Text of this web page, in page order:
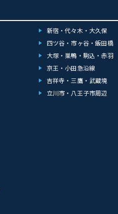
新宿・代々木・大久保
四ツ谷・市ヶ谷・飯田橋
大塚・巣鴨・駒込・赤羽
京王・小田急沿線
吉祥寺・三鷹・武蔵境
立川市・八王子市周辺